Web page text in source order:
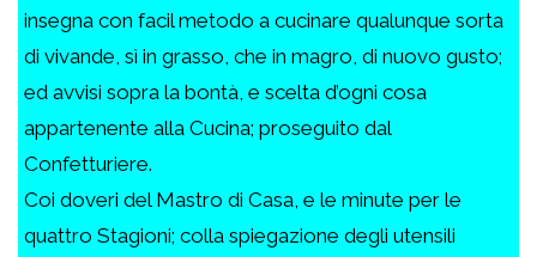
insegna con facil metodo a cucinare qualunque sorta
di vivande, sì in grasso, che in magro, di nuovo gusto;
ed avvisi sopra la bontà, e scelta d’ogni cosa
appartenente alla Cucina; proseguito dal
Confetturiere.
Coi doveri del Mastro di Casa, e le minute per le
quattro Stagioni; colla spiegazione degli utensili